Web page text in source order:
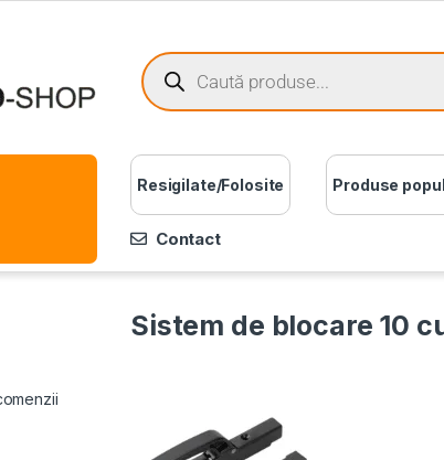
Resigilate/Folosite Produse
Contact
Sistem de blocare 10